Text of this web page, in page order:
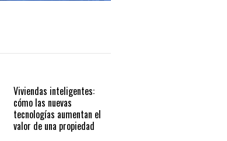
Viviendas inteligentes:
cómo las nuevas
tecnologías aumentan el
valor de una propiedad